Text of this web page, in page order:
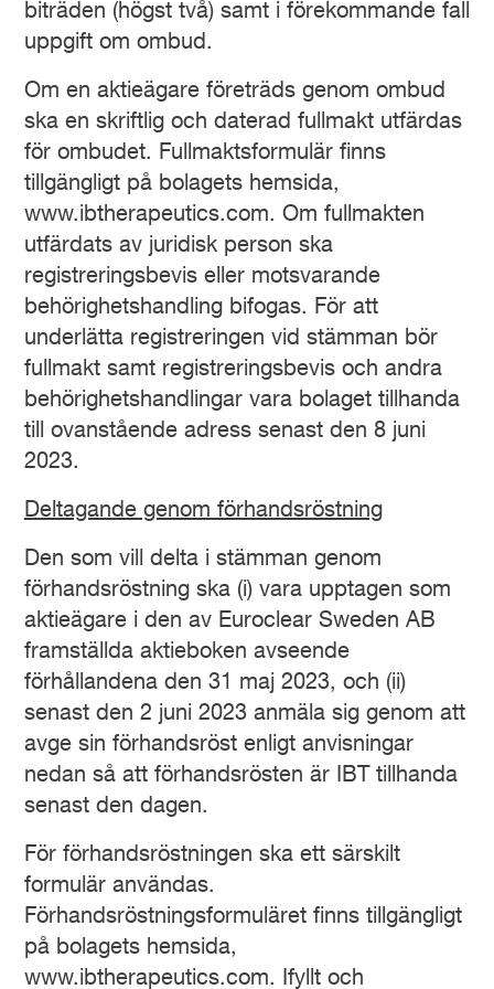
biträden (högst två) samt i förekommande fall
uppgift om ombud.
Om en aktieägare företräds genom ombud
ska en skriftlig och daterad fullmakt utfärdas
för ombudet. Fullmaktsformulär finns
tillgängligt på bolagets hemsida,
www.ibtherapeutics.com. Om fullmakten
utfärdats av juridisk person ska
registreringsbevis eller motsvarande
behörighetshandling bifogas. För att
underlätta registreringen vid stämman bör
fullmakt samt registreringsbevis och andra
behörighetshandlingar vara bolaget tillhanda
till ovanstående adress senast den 8 juni
2023.
Deltagande genom förhandsröstning
Den som vill delta i stämman genom
förhandsröstning ska (i) vara upptagen som
aktieägare i den av Euroclear Sweden AB
framställda aktieboken avseende
förhållandena den 31 maj 2023, och (ii)
senast den 2 juni 2023 anmäla sig genom att
avge sin förhandsröst enligt anvisningar
nedan så att förhandsrösten är IBT tillhanda
senast den dagen.
För förhandsröstningen ska ett särskilt
formulär användas.
Förhandsröstningsformuläret finns tillgängligt
på bolagets hemsida,
www.ibtherapeutics.com. Ifyllt och